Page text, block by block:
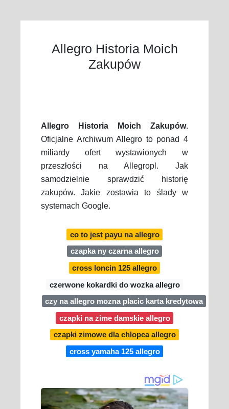
Allegro Historia Moich
Zakupów
Allegro Historia Moich Zakupów.
Oficjalne Archiwum Allegro to ponad 4
miliardy ofert wystawionych w
przeszłości na Allegropl. Jak
samodzielnie sprawdzić historię
zakupów. Jakie zostawia to ślady w
systemach Google.
co to jest payu na allegro
czapka ny czarna allegro
cross loncin 125 allegro
czerwone kokardki do wozka allegro
czy na allegro mozna placic karta kredytowa
czapki na zime damskie allegro
czapki zimowe dla chlopca allegro
cross yamaha 125 allegro